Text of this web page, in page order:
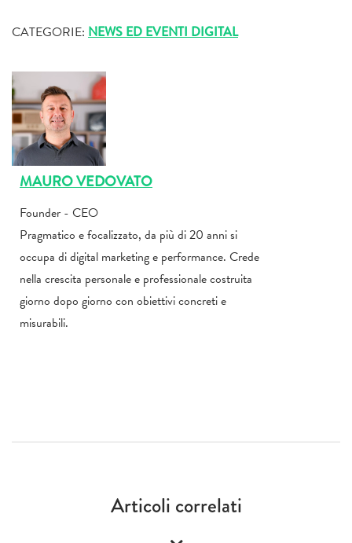
CATEGORIE: NEWS ED EVENTI DIGITAL
MAURO VEDOVATO
Founder - CEO
Pragmatico e focalizzato, da più di 20 anni si
occupa di digital marketing e performance. Crede
nella crescita personale e professionale costruita
giorno dopo giorno con obiettivi concreti e
misurabili.
Articoli correlati